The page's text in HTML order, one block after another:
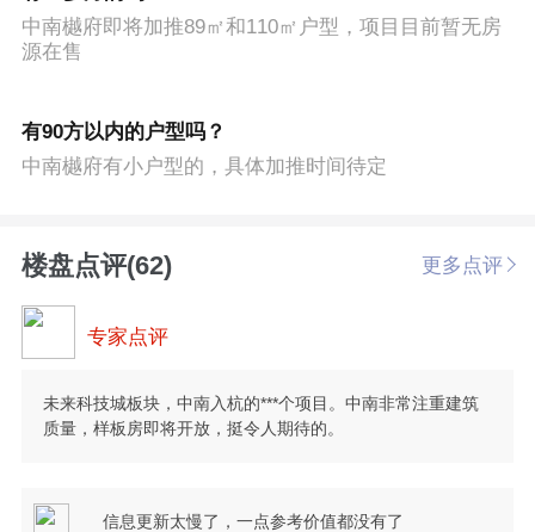
中南樾府即将加推89㎡和110㎡户型，项目目前暂无房
源在售
有90方以内的户型吗？
中南樾府有小户型的，具体加推时间待定
楼盘点评(62) 更多点评
专家点评
未来科技城板块，中南入杭的***个项目。中南非常注重建筑
质量，样板房即将开放，挺令人期待的。
信息更新太慢了，一点参考价值都没有了